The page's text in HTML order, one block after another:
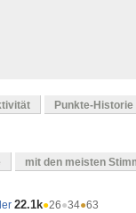
Punkte-Historie
mit den meisten
22.1k●26●34●63